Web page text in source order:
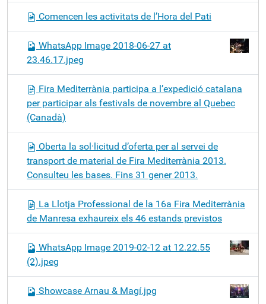
Comencen les activitats de l’Hora del Pati
WhatsApp Image 2018-06-27 at
23.46.17.jpeg
Fira Mediterrània participa a l’expedició catalana
per participar als festivals de novembre al Quebec
(Canadà)
Oberta la sol·licitud d’oferta per al servei de
transport de material de Fira Mediterrània 2013.
Consulteu les bases. Fins 31 gener 2013.
La Llotja Professional de la 16a Fira Mediterrània
de Manresa exhaureix els 46 estands previstos
WhatsApp Image 2019-02-12 at 12.22.55
(2).jpeg
Showcase Arnau & Magí.jpg